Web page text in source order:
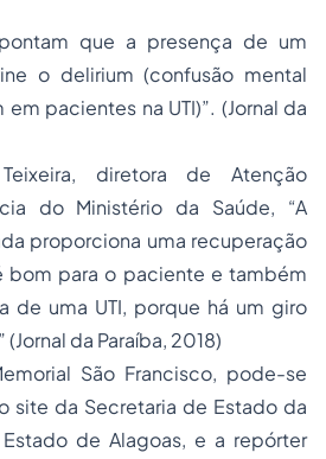
que a presença de um
o delirium (confusão mental
pacientes na UTI)”. (Jornal da
diretora de Atenção
do Ministério da Saúde, “A
proporciona uma recuperação
bom para o paciente e também
de uma UTI, porque há um giro
da Paraíba, 2018)
São Francisco, pode-se
site da Secretaria de Estado da
de Alagoas, e a repórter